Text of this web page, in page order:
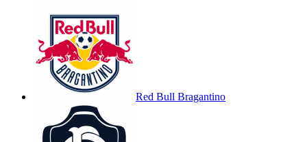
Red Bull Bragantino